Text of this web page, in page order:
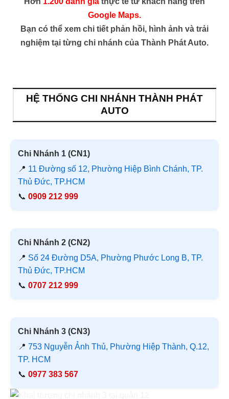
Google Maps.
Bạn có thể xem chi tiết phản hồi, hình ảnh và trải
nghiệm tại từng chi nhánh của Thành Phát Auto.
HỆ THỐNG CHI NHÁNH THÀNH PHÁT
AUTO
Chi Nhánh 1 (CN1)
📍 11 Đường số 12, Phường Hiệp Bình Chánh, TP.
Thủ Đức, TP.HCM
📞 0909 212 999
Chi Nhánh 2 (CN2)
📍 Số 24 Đường D5A, Phường Phước Long B, TP.
Thủ Đức, TP.HCM
📞 0707 212 999
Chi Nhánh 3 (CN3)
📍 753 Nguyễn Ảnh Thủ, Phường Hiệp Thành, Q.12,
TP. HCM
📞 0977 383 567